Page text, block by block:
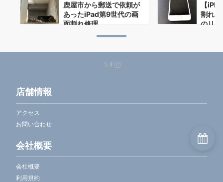
鹿屋市から郵送で依頼が
あったiPad第9世代の画
面割れ修理
【
割れ
のリ
店舗情報
アクセス
お問い合わせ
会社概要
会社概要
利用規約